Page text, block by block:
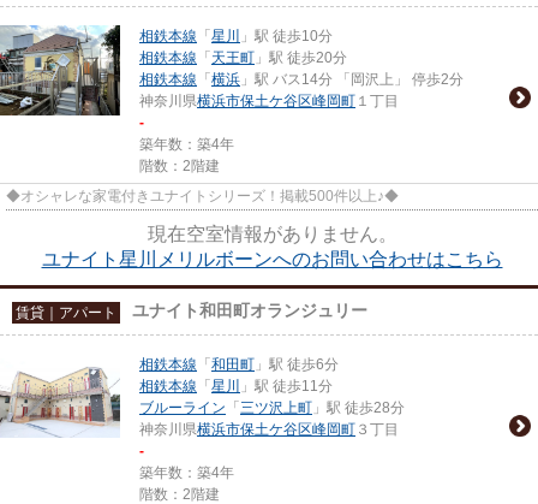
相鉄本線 「 星川
」駅 徒歩10分
相鉄本線 「 天王町 」駅 徒歩20分
相鉄本線 「 横浜 」駅 バス14分 「岡沢上」 停歩2分
神奈川県横浜市保土ケ谷区峰岡町 １丁目
-
築年数：築4年
階数：2階建
◆オシャレな家電付きユナイトシリーズ！掲載500件以上♪◆
現在空室情報がありません。
ユナイト星川メリルボーンへのお問い合わせはこちら
賃貸｜アパート ユナイト和田町オランジュリー
相鉄本線 「 和田町 」駅 徒歩6分
相鉄本線 「 星川
」駅 徒歩11分
ブルーライン 「 三ツ沢上町 」駅 徒歩28分
神奈川県横浜市保土ケ谷区峰岡町 ３丁目
-
築年数：築4年
階数：2階建